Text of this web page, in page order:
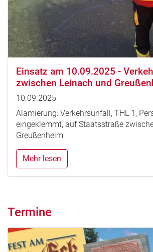
Einsatz am 10.09.2025 -
zwischen Leinach und
10.09.2025
Alamierung: Verkehrsunfall, THL 1,
eingeklemmt, auf Staatsstraße
Greußenheim
Mehr lesen
Termine